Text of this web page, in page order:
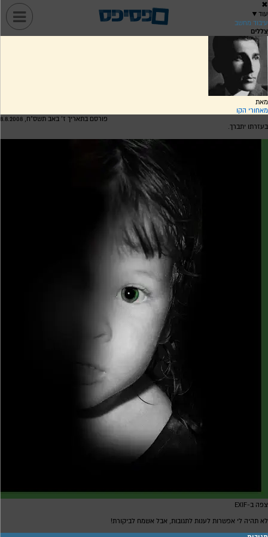
✖
עוד ▼
עיבוד מחשב
צללים
מאת
מאחורי הקו
פורסם בתאריך ז' באב תשס"ח, 8.8.2008
בעזרתו יתברך.
צפה ב-EXIF
לא תהיה לי אפשרות לענות לתגובות, אבל אשמח לביקורת!